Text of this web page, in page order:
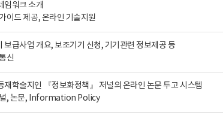
임워크 소개
이드 제공, 온라인 기술지원
보급사업 개요, 보조기기 신청, 기기관련 정보제공 등
신
재학술지인 『정보화정책』 저널의 온라인 논문 투고 시스템
널, 논문, Information Policy